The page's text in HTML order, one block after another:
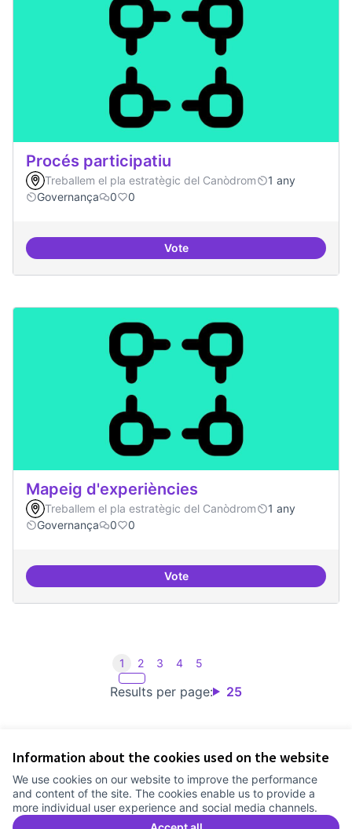
Information about the cookies used on the website
We use cookies on our website to improve the performance
and content of the site. The cookies enable us to provide a
more individual user experience and social media channels.
Procés participatiu
Treballem el pla estratègic del Canòdrom
1 any
Governança
0 0
VoteProcés participatiu
Mapeig d'experiències
Treballem el pla estratègic del Canòdrom
1 any
Governança
0 0
VoteMapeig d'experiències
Results per page: 25
1 2 3 4 5
Cookie settings
Comunitat Canòdrom at Facebook
(External link)
Comunitat Canòdrom at Instagram
(External link)
Comunitat Canòdrom at YouTube
(External link)
English
Triar la llenguaElegir el idiomaChoose language